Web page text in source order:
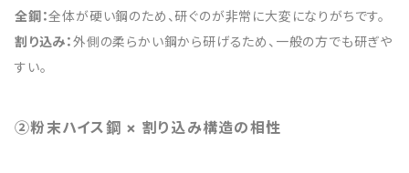
全鋼：全体が硬い鋼のため、研ぐのが非常に大変になりがちです。
割り込み：外側の柔らかい鋼から研げるため、一般の方でも研ぎや
すい。
②粉末ハイス鋼 × 割り込み構造の相性